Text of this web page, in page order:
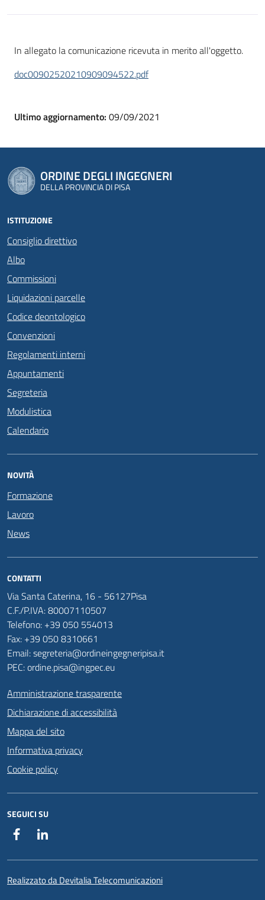
In allegato la comunicazione ricevuta in merito all'oggetto.
doc00902520210909094522.pdf
Ultimo aggiornamento: 09/09/2021
ORDINE DEGLI INGEGNERI
DELLA PROVINCIA DI PISA
ISTITUZIONE
Consiglio direttivo
Albo
Commissioni
Liquidazioni parcelle
Codice deontologico
Convenzioni
Regolamenti interni
Appuntamenti
Segreteria
Modulistica
Calendario
NOVITÀ
Formazione
Lavoro
News
CONTATTI
Via Santa Caterina, 16 - 56127Pisa
C.F./P.IVA: 80007110507
Telefono: +39 050 554013
Fax: +39 050 8310661
Email: segreteria@ordineingegneripisa.it
PEC: ordine.pisa@ingpec.eu
Amministrazione trasparente
Dichiarazione di accessibilità
Mappa del sito
Informativa privacy
Cookie policy
SEGUICI SU
Facebook
Realizzato da Devitalia Telecomunicazioni